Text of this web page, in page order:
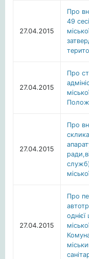
27.04.2015
Про
49
27.04.2015
Про
27.04.2015
Про
27.04.2015
Про